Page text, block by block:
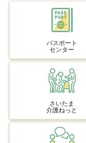
パスポート
センター
さいたま
介護ねっと